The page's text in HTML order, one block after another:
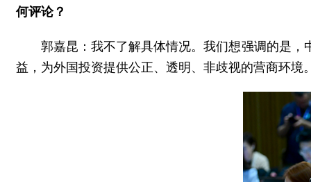
何评论？
郭嘉昆：我不了解具体情况。我们想强调的是
益，为外国投资提供公正、透明、非歧视的营商环境